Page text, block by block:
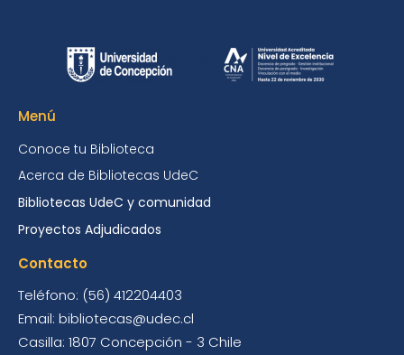
Menú
Conoce tu Biblioteca
Acerca de Bibliotecas UdeC
Bibliotecas UdeC y comunidad
Proyectos Adjudicados
Contacto
Teléfono: (56) 412204403
Email: bibliotecas@udec.cl
Casilla: 1807 Concepción - 3 Chile